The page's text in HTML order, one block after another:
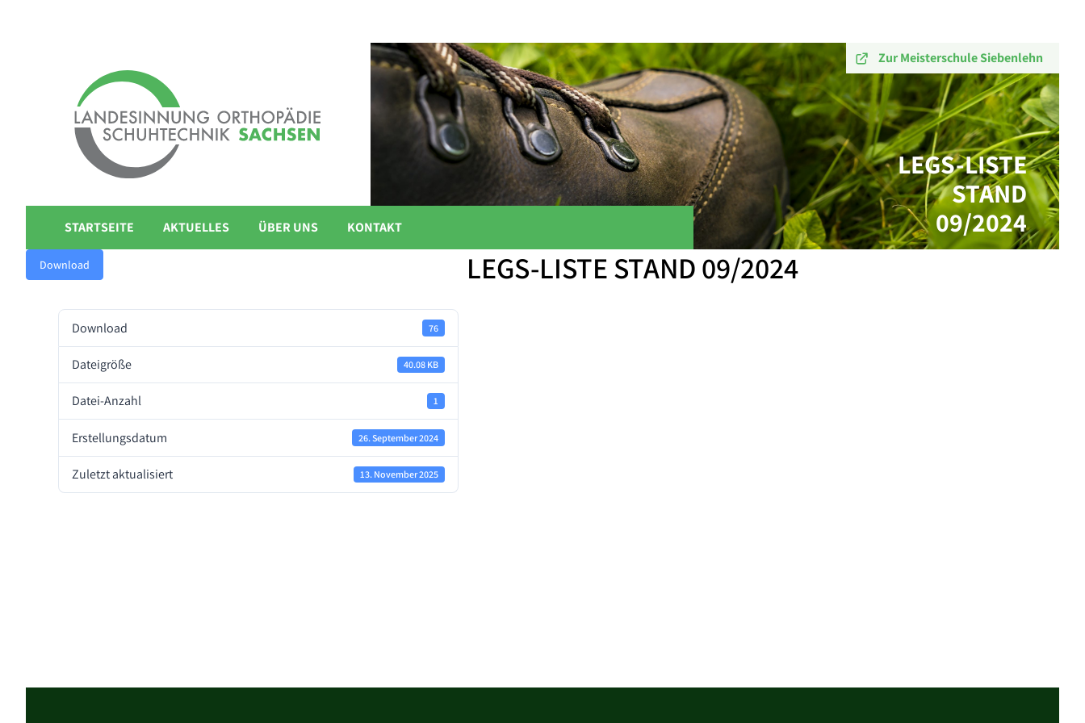
Zur Meisterschule Siebenlehn
STARTSEITE AKTUELLES ÜBER UNS KONTAKT
LEGS-LISTE
STAND
09/2024
Download
Download 76
Dateigröße 40.08 KB
Datei-Anzahl 1
Erstellungsdatum 26. September 2024
Zuletzt aktualisiert 13. November 2025
LEGS-LISTE STAND 09/2024